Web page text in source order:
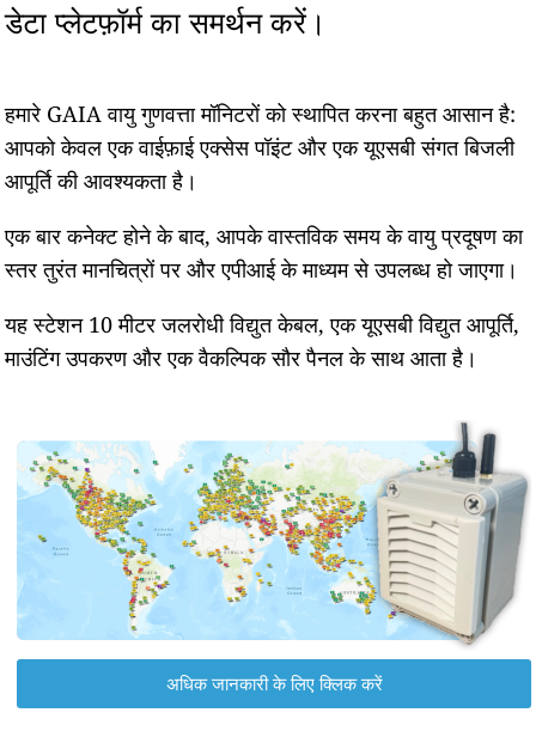
डेटा प्लेटफ़ॉर्म का समर्थन करें।
हमारे GAIA वायु गुणवत्ता मॉनिटरों को स्थापित करना बहुत आसान है:
आपको केवल एक वाईफ़ाई एक्सेस पॉइंट और एक यूएसबी संगत बिजली
आपूर्ति की आवश्यकता है।
एक बार कनेक्ट होने के बाद, आपके वास्तविक समय के वायु प्रदूषण का
स्तर तुरंत मानचित्रों पर और एपीआई के माध्यम से उपलब्ध हो जाएगा।
यह स्टेशन 10 मीटर जलरोधी विद्युत केबल, एक यूएसबी विद्युत आपूर्ति,
माउंटिंग उपकरण और एक वैकल्पिक सौर पैनल के साथ आता है।
अधिक जानकारी के लिए क्लिक करें